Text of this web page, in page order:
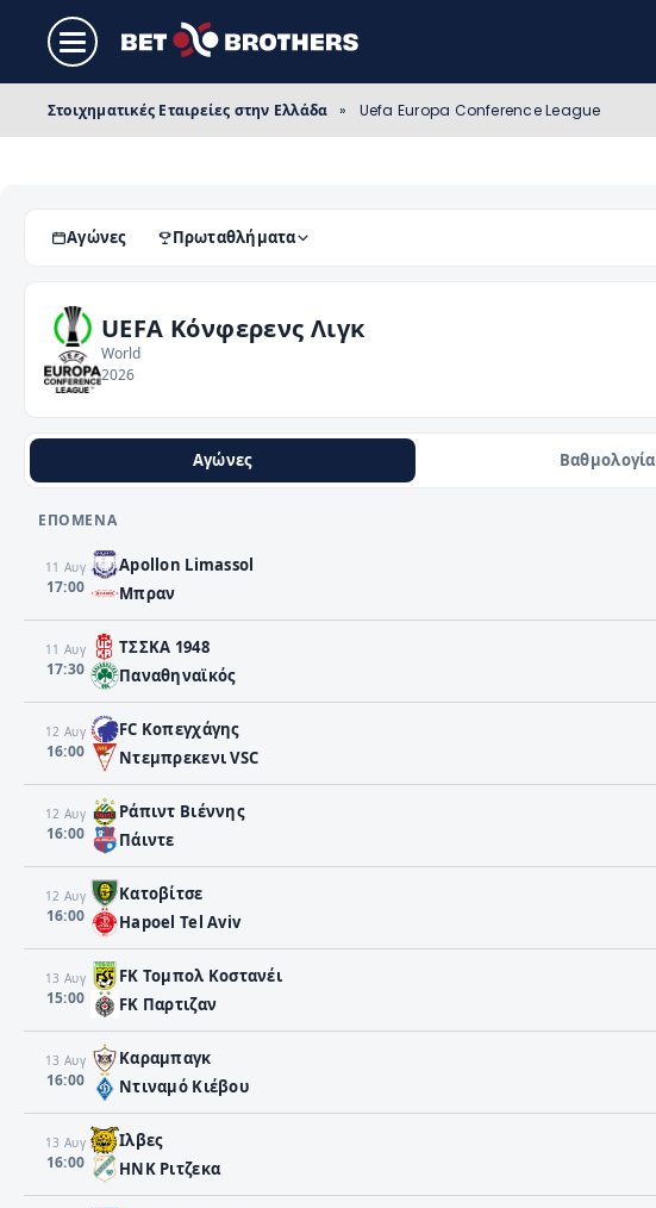
Στοιχηματικές Εταιρείες στην Ελλάδα » Uefa Europa Conference League
Αγώνες Πρωταθλήματα
UEFA Κόνφερενς Λιγκ
World
2026
Αγώνες Βαθμολογία
ΕΠΌΜΕΝΑ
11 Αυγ
17:00
Apollon Limassol
Μπραν
11 Αυγ
17:30
ΤΣΣΚΑ 1948
Παναθηναϊκός
12 Αυγ
16:00
FC Κοπεγχάγης
Ντεμπρεκενι VSC
12 Αυγ
16:00
Ράπιντ Βιέννης
Πάιντε
12 Αυγ
16:00
Κατοβίτσε
Hapoel Tel Aviv
13 Αυγ
15:00
FK Τομπολ Κοστανέι
FK Παρτιζαν
13 Αυγ
16:00
Καραμπαγκ
Ντιναμό Κιέβου
13 Αυγ
16:00
Ιλβες
HNK Ριτζεκα